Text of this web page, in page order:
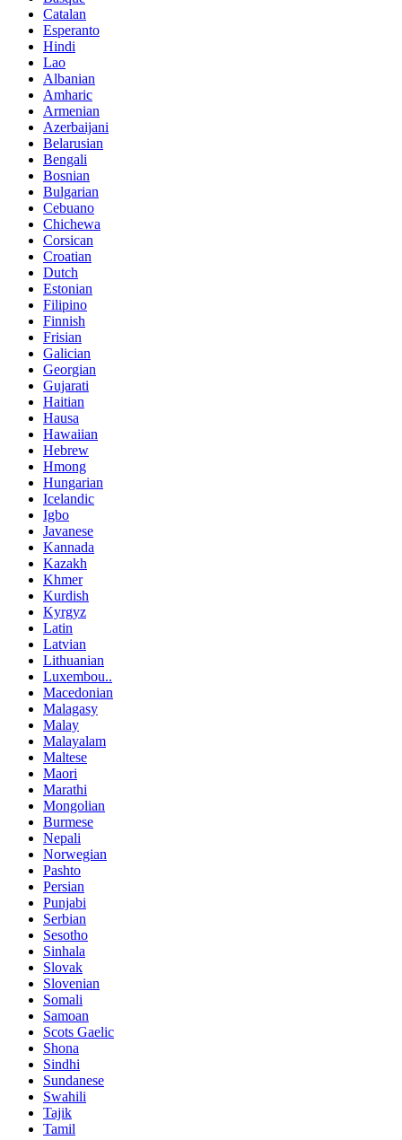
Catalan
Esperanto
Hindi
Lao
Albanian
Amharic
Armenian
Azerbaijani
Belarusian
Bengali
Bosnian
Bulgarian
Cebuano
Chichewa
Corsican
Croatian
Dutch
Estonian
Filipino
Finnish
Frisian
Galician
Georgian
Gujarati
Haitian
Hausa
Hawaiian
Hebrew
Hmong
Hungarian
Icelandic
Igbo
Javanese
Kannada
Kazakh
Khmer
Kurdish
Kyrgyz
Latin
Latvian
Lithuanian
Luxembou..
Macedonian
Malagasy
Malay
Malayalam
Maltese
Maori
Marathi
Mongolian
Burmese
Nepali
Norwegian
Pashto
Persian
Punjabi
Serbian
Sesotho
Sinhala
Slovak
Slovenian
Somali
Samoan
Scots Gaelic
Shona
Sindhi
Sundanese
Swahili
Tajik
Tamil